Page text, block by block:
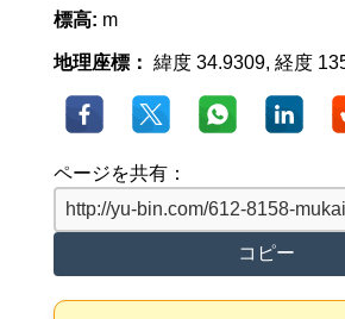
標高: m
地理座標： 緯度 34.9309, 経度
ページを共有：
コピー